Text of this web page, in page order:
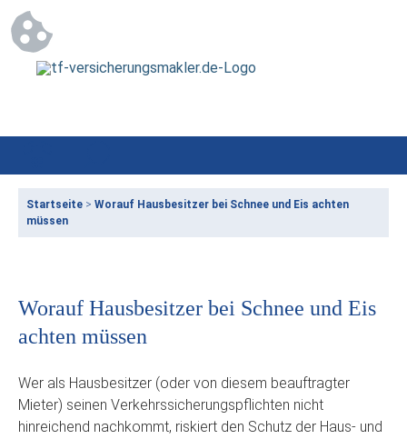
Startseite > Worauf Hausbesitzer bei Schnee und Eis achten
müssen
Worauf Hausbesitzer bei Schnee und Eis
achten müssen
Wer als Hausbesitzer (oder von diesem beauftragter
Mieter) seinen Verkehrssicherungspflichten nicht
hinreichend nachkommt, riskiert den Schutz der Haus- und